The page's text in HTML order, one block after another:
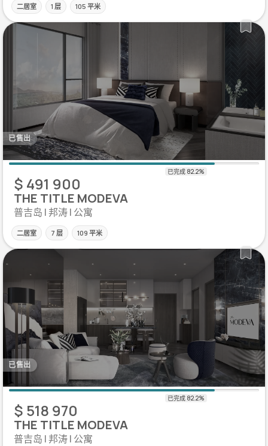
二居室 1 层 105 平米
已售出
$ 491 900
THE TITLE MODEVA
普吉岛 | 邦涛 | 公寓
二居室 7 层 109 平米
已售出
$ 518 970
THE TITLE MODEVA
普吉岛 | 邦涛 | 公寓